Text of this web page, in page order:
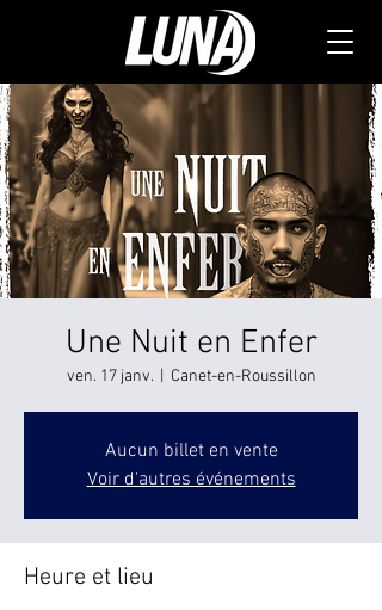
Une Nuit en Enfer
ven. 17 janv.
  |
Canet-en-Roussillon
Aucun billet en vente
Voir d'autres événements
Heure et lieu